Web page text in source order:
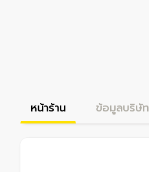
หน้าร้าน ข้อมูลบริษัท